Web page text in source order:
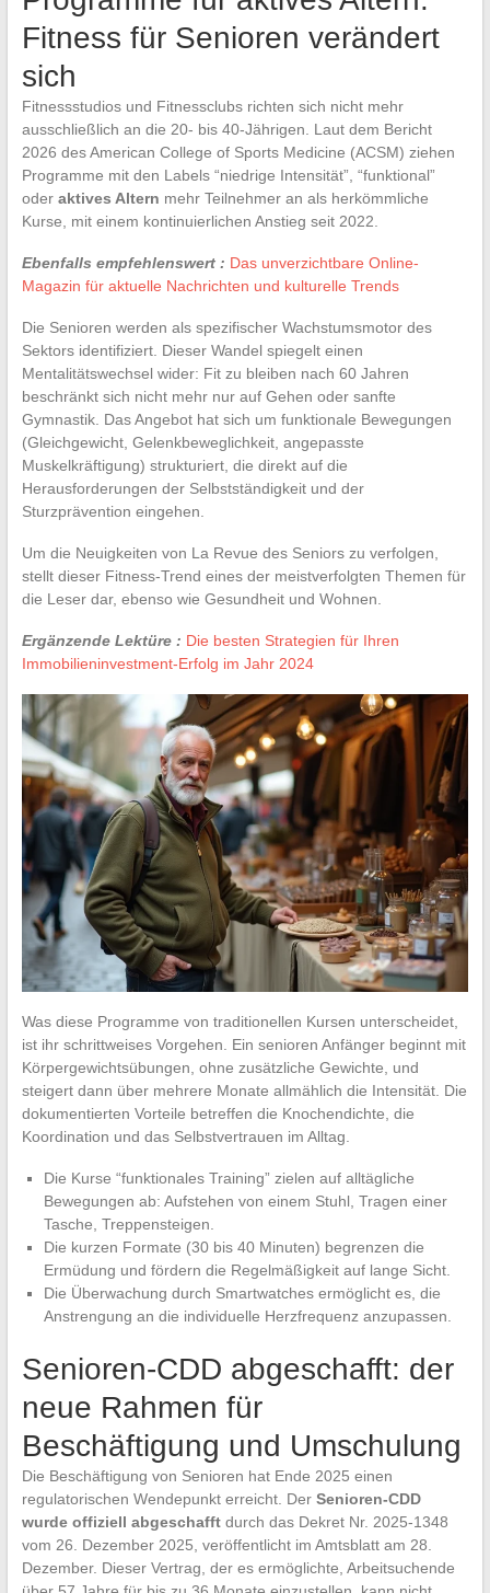
Fitness für Senioren verändert
sich
Fitnessstudios und Fitnessclubs richten sich nicht mehr
ausschließlich an die 20- bis 40-Jährigen. Laut dem Bericht
2026 des American College of Sports Medicine (ACSM) ziehen
Programme mit den Labels “niedrige Intensität”, “funktional”
oder aktives Altern mehr Teilnehmer an als herkömmliche
Kurse, mit einem kontinuierlichen Anstieg seit 2022.
Ebenfalls empfehlenswert : Das unverzichtbare Online-
Magazin für aktuelle Nachrichten und kulturelle Trends
Die Senioren werden als spezifischer Wachstumsmotor des
Sektors identifiziert. Dieser Wandel spiegelt einen
Mentalitätswechsel wider: Fit zu bleiben nach 60 Jahren
beschränkt sich nicht mehr nur auf Gehen oder sanfte
Gymnastik. Das Angebot hat sich um funktionale Bewegungen
(Gleichgewicht, Gelenkbeweglichkeit, angepasste
Muskelkräftigung) strukturiert, die direkt auf die
Herausforderungen der Selbstständigkeit und der
Sturzprävention eingehen.
Um die Neuigkeiten von La Revue des Seniors zu verfolgen,
stellt dieser Fitness-Trend eines der meistverfolgten Themen für
die Leser dar, ebenso wie Gesundheit und Wohnen.
Ergänzende Lektüre : Die besten Strategien für Ihren
Immobilieninvestment-Erfolg im Jahr 2024
Was diese Programme von traditionellen Kursen unterscheidet,
ist ihr schrittweises Vorgehen. Ein senioren Anfänger beginnt mit
Körpergewichtsübungen, ohne zusätzliche Gewichte, und
steigert dann über mehrere Monate allmählich die Intensität. Die
dokumentierten Vorteile betreffen die Knochendichte, die
Koordination und das Selbstvertrauen im Alltag.
Die Kurse “funktionales Training” zielen auf alltägliche
Bewegungen ab: Aufstehen von einem Stuhl, Tragen einer
Tasche, Treppensteigen.
Die kurzen Formate (30 bis 40 Minuten) begrenzen die
Ermüdung und fördern die Regelmäßigkeit auf lange Sicht.
Die Überwachung durch Smartwatches ermöglicht es, die
Anstrengung an die individuelle Herzfrequenz anzupassen.
Senioren-CDD abgeschafft: der
neue Rahmen für
Beschäftigung und Umschulung
Die Beschäftigung von Senioren hat Ende 2025 einen
regulatorischen Wendepunkt erreicht. Der Senioren-CDD
wurde offiziell abgeschafftdurch das Dekret Nr. 2025-1348
vom 26. Dezember 2025, veröffentlicht im Amtsblatt am 28.
Dezember. Dieser Vertrag, der es ermöglichte, Arbeitsuchende